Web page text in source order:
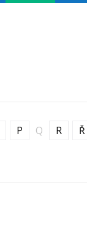
P Q R
Ř